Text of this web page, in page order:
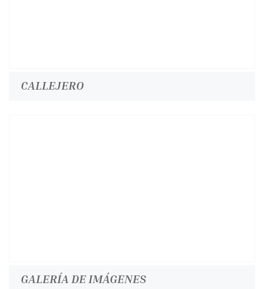
CALLEJERO
GALERÍA DE IMÁGENES